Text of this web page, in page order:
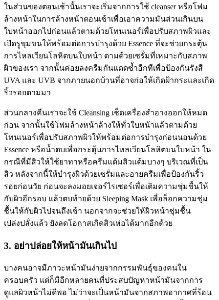
ในส่วนของตอนเช้านั้นเราจะเริ่มจากการใช้ cleanser หรือโฟม
ล้างหน้าในการล้างหน้าตอนเช้าเพื่อเอาความมันส่วนเกินบน
ใบหน้าออกไปก่อนแล้วตามด้วยโทนเนอร์เพื่อปรับสภาพผิวและ
เปิดรูขุมขนให้พร้อมต่อการบำรุงด้วย Essence ที่จะช่วยกระตุ้น
การไหลเวียนโลหิตบนใบหน้า ตามด้วยเซรั่มที่เหมาะกับสภาพ
ผิวของเรา จากนั้นค่อยลงครีมกันแดดซ้ำอีกทีเพื่อป้องกันรังสี
UVA และ UVB จากภายนอกบ้านที่อาจก่อให้เกิดฝ้ากระและเกิด
ริ้วรอยตามมา
ส่วนกลางคืนเราจะใช้ Cleansing เช็ดเครื่องสำอางออกให้หมด
ก่อน จากนั้นใช้โฟมล้างหน้าล้างให้ทั่วใบหน้าแล้วตามด้วย
โทนเนอร์เพื่อปรับสภาพผิวให้พร้อมต่อการบำรุงก่อนนอนด้วย
Essence หรือน้ำตบเพื่อกระตุ้นการไหลเวียนโลหิตบนใบหน้า ใน
กรณีที่มีสิวให้ใช้ยาทาหรือครีมแต้มสิวแต้มบางๆ บริเวณที่เป็น
สิว หลังจากนี้ให้บำรุงผิวด้วยเซรั่มและอายครีมเพื่อป้องกันริ้ว
รอยก่อนวัย ก่อนจะลงมอยเจอร์ไรเซอร์เพื่อเติมความชุ่มชื้นให้
กับผิวอีกรอบ แล้วตบท้ายด้วย Sleeping Mask เพื่อล็อกความชุ่ม
ชื้นให้กับผิวไปจนถึงเช้า นอกจากจะช่วยให้ผิวหน้าชุ่มชื้น
เปล่งปลั่งแล้ว ยังลดโอกาสเกิดสิวเห่อได้มากอีกด้วย
3. อย่าปล่อยให้หน้ามันเกินไป
บางคนอาจมีภาวะหน้ามันง่ายจากกรรมพันธุ์ของคนใน
ครอบครัว แต่ก็มีอีกหลายคนที่ประสบปัญหาหน้ามันจากการ
ดูแลผิวหน้าไม่ดีพอ ไม่ว่าจะเป็นหน้ามันจากสภาพอากาศที่ร้อน